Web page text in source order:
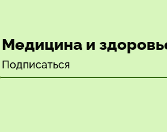
Медицина и
Подписаться